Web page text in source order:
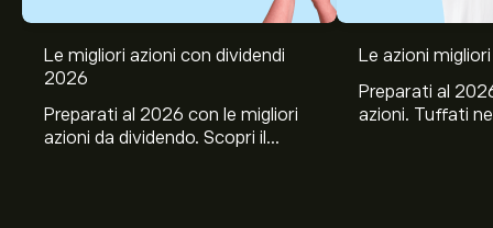
Le migliori azioni con dividendi
2026
Preparati al 2026 con le migliori
azioni da dividendo. Scopri il
Le azioni
Preparati al
azioni. Tuffati